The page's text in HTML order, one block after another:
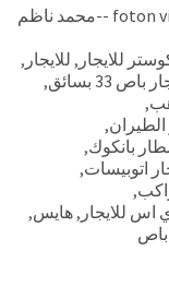
فوتون فيو باص الشكل الجديد 15 راكب --foton view --محمد ناظم
للايجار , للايجار ,
باص 33 بسائق
,
,
,
بانكوك,
اتوبيسات,
,
اس للايجار ,هايس,
باص